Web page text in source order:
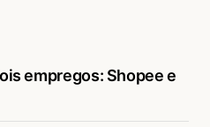
empregos: Shopee e